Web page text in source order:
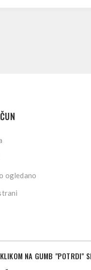
ogledano
pridržane.NA GUMB "POTRDI"